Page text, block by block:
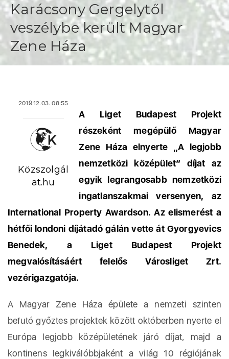
Karácsony Gergelytől
veszélybe került Magyar
Zene Háza
2019.12.03. 08:55
Közszolgál
at.hu
A Liget Budapest Projekt
részeként megépülő Magyar
Zene Háza elnyerte „A legjobb
nemzetközi középület” díjat az
egyik legrangosabb nemzetközi
ingatlanszakmai versenyen, az
International Property Awardson. Az elismerést a
hétfői londoni díjátadó gálán vette át Gyorgyevics
Benedek, a Liget Budapest Projekt
megvalósításáért felelős Városliget Zrt.
vezérigazgatója.
A Magyar Zene Háza épülete a nemzeti szinten
befutó győztes projektek között októberben nyerte el
Európa legjobb középületének járó díjat, majd a
kontinens legkiválóbbjaként a világ 10 régiójának